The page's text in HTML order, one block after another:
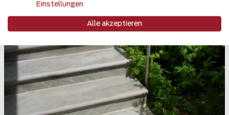
Einstellungen
Alle akzeptieren